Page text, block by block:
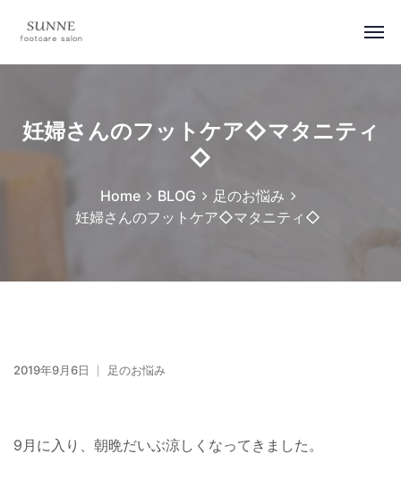
妊婦さんのフットケア◇マタニティ
◇
Home BLOG
足のお悩み
妊婦さんのフットケア◇マタニティ◇
2019年9月6日 足のお悩み
9月に入り、朝晩だいぶ涼しくなってきました。